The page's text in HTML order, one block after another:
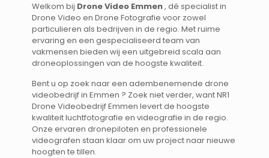
Welkom bij Drone Video Emmen, dé specialist in
Drone Video en Drone Fotografie voor zowel
particulieren als bedrijven in de regio. Met ruime
ervaring en een gespecialiseerd team van
vakmensen bieden wij een uitgebreid scala aan
droneoplossingen van de hoogste kwaliteit.
Bent u op zoek naar een adembenemende drone
videobedrijf in Emmen ? Zoek niet verder, want NR1
Drone Videobedrijf Emmen levert de hoogste
kwaliteit luchtfotografie en videografie in de regio.
Onze ervaren dronepiloten en professionele
videografen staan klaar om uw project naar nieuwe
hoogten te tillen.